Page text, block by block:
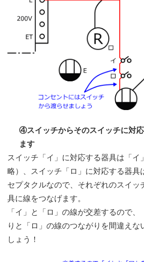
④スイッチからそのスイッチに対
ます
スイッチ「イ」に対応する器具は「イ
略）、スイッチ「ロ」に対応する器具
セプタクルなので、それぞれのスイッ
具に線をつなげます。
「イ」と「ロ」の線が交差するので
りと「ロ」の線のつながりを間違えな
しょう！